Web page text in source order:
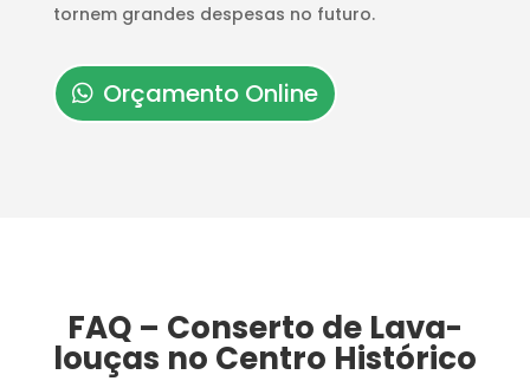
tornem grandes despesas no futuro.
Orçamento Online
FAQ – Conserto de Lava-
louças no Centro Histórico